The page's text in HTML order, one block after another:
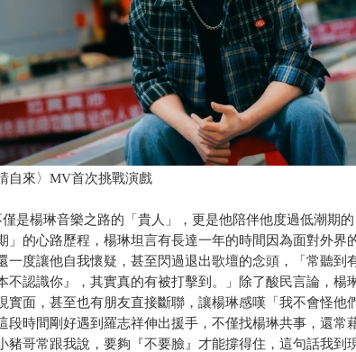
自來〉MV首次挑戰演戲
是楊琳音樂之路的「貴人」，更是他陪伴他度過低潮期的
」的心路歷程，楊琳坦言有長達一年的時間因為面對外界
一度讓他自我懷疑，甚至閃過退出歌壇的念頭，「常聽到
不認識你』，其實真的有被打擊到。」除了酸民言論，楊
實面，甚至也有朋友直接斷聯，讓楊琳感嘆「我不會怪他
段時間剛好遇到羅志祥伸出援手，不僅找楊琳共事，還常
豬哥常跟我說，要夠『不要臉』才能撐得住，這句話我到